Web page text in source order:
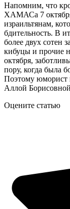
Напомним, что
ХАМАСа 7
израильтянам,
бдительность. В
более двух сотен
кибуцы и прочие
октября,
пору, когда была
Поэтому юморист
Аллой
Оцените статью